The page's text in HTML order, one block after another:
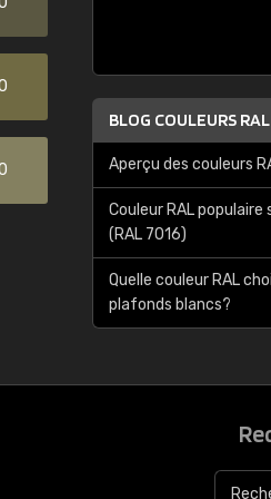
BLOG COULEURS RAL
Aperçu des couleurs
Couleur RAL
(RAL 7016)
Quelle couleur RAL
plafonds blancs?